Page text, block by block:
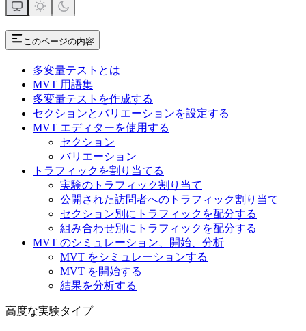
このページの内容
多変量テストとは
MVT 用語集
多変量テストを作成する
セクションとバリエーションを設定する
MVT エディターを使用する
セクション
バリエーション
トラフィックを割り当てる
実験のトラフィック割り当て
公開された訪問者へのトラフィック割り当て
セクション別にトラフィックを配分する
組み合わせ別にトラフィックを配分する
MVT のシミュレーション、開始、分析
MVT をシミュレーションする
MVT を開始する
結果を分析する
高度な実験タイプ